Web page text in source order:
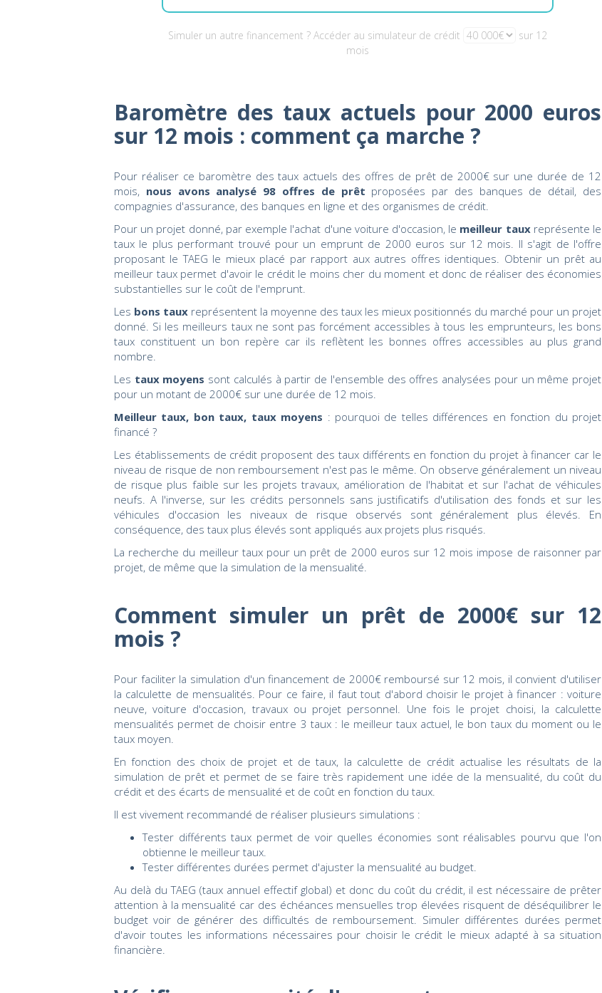
Simuler un autre financement ? Accéder au simulateur de crédit
sur 12
mois
Baromètre des taux actuels pour 2000 euros
sur 12 mois : comment ça marche ?
Pour réaliser ce baromètre des taux actuels des offres de prêt de 2000€ sur une durée de 12
mois, nous avons analysé 98 offres de prêt proposées par des banques de détail, des
compagnies d'assurance, des banques en ligne et des organismes de crédit.
Pour un projet donné, par exemple l'achat d'une voiture d'occasion, le meilleur tauxreprésente le
taux le plus performant trouvé pour un emprunt de 2000 euros sur 12 mois. Il s'agit de l'offre
proposant le TAEG le mieux placé par rapport aux autres offres identiques. Obtenir un prêt au
meilleur taux permet d'avoir le crédit le moins cher du moment et donc de réaliser des économies
substantielles sur le coût de l'emprunt.
Les bons taux représentent la moyenne des taux les mieux positionnés du marché pour un projet
donné. Si les meilleurs taux ne sont pas forcément accessibles à tous les emprunteurs, les bons
taux constituent un bon repère car ils reflètent les bonnes offres accessibles au plus grand
nombre.
Les taux moyens sont calculés à partir de l'ensemble des offres analysées pour un même projet
pour un motant de 2000€ sur une durée de 12 mois.
Meilleur taux, bon taux, taux moyens : pourquoi de telles différences en fonction du projet
financé ?
Les établissements de crédit proposent des taux différents en fonction du projet à financer car le
niveau de risque de non remboursement n'est pas le même. On observe généralement un niveau
de risque plus faible sur les projets travaux, amélioration de l'habitat et sur l'achat de véhicules
neufs. A l'inverse, sur les crédits personnels sans justificatifs d'utilisation des fonds et sur les
véhicules d'occasion les niveaux de risque observés sont généralement plus élevés. En
conséquence, des taux plus élevés sont appliqués aux projets plus risqués.
La recherche du meilleur taux pour un prêt de 2000 euros sur 12 mois impose de raisonner par
projet, de même que la simulation de la mensualité.
Comment simuler un prêt de 2000€ sur 12
mois ?
Pour faciliter la simulation d'un financement de 2000€ remboursé sur 12 mois, il convient d'utiliser
la calculette de mensualités. Pour ce faire, il faut tout d'abord choisir le projet à financer : voiture
neuve, voiture d'occasion, travaux ou projet personnel. Une fois le projet choisi, la calculette
mensualités permet de choisir entre 3 taux : le meilleur taux actuel, le bon taux du moment ou le
taux moyen.
En fonction des choix de projet et de taux, la calculette de crédit actualise les résultats de la
simulation de prêt et permet de se faire très rapidement une idée de la mensualité, du coût du
crédit et des écarts de mensualité et de coût en fonction du taux.
Il est vivement recommandé de réaliser plusieurs simulations :
Tester différents taux permet de voir quelles économies sont réalisables pourvu que l'on
obtienne le meilleur taux.
Tester différentes durées permet d'ajuster la mensualité au budget.
Au delà du TAEG (taux annuel effectif global) et donc du coût du crédit, il est nécessaire de prêter
attention à la mensualité car des échéances mensuelles trop élevées risquent de déséquilibrer le
budget voir de générer des difficultés de remboursement. Simuler différentes durées permet
d'avoir toutes les informations nécessaires pour choisir le crédit le mieux adapté à sa situation
financière.